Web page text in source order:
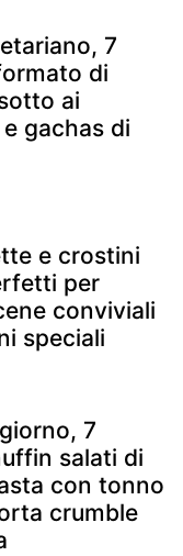
7
di
ai
gachas di
e crostini
per
conviviali
speciali
7
salati di
con tonno
crumble